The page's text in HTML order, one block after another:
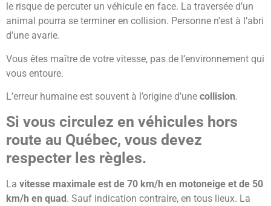
le risque de percuter un véhicule en face. La traversée d’un
animal pourra se terminer en collision. Personne n’est à l’abri
d’une avarie.
Vous êtes maître de votre vitesse, pas de l’environnement qui
vous entoure.
L’erreur humaine est souvent à l’origine d’une collision.
Si vous circulez en véhicules hors
route au Québec, vous devez
respecter les règles.
La vitesse maximale est de 70 km/h en motoneige et de 50
km/h en quad. Sauf indication contraire, en tous lieux. La